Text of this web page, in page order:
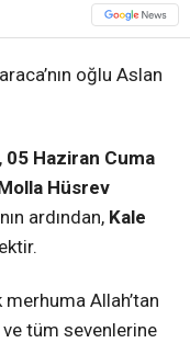
oğlu Aslan
05 Haziran Cuma
Hüsrev
ardından, Kale
Allah’tan
ve tüm sevenlerine